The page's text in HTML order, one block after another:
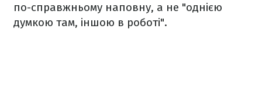
по-справжньому наповну, а не "однією
думкою там, іншою в роботі".